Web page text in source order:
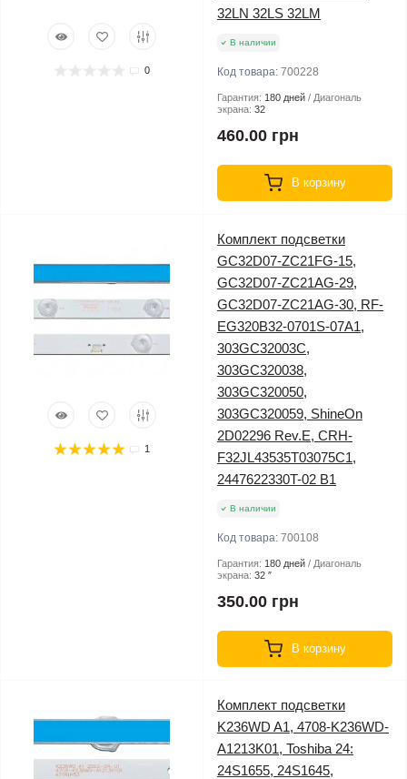
0
32LN 32LS 32LM
В наличии
Код товара: 700228
Гарантия: 180 дней
Диагональ
экрана: 32
460.00 грн
В корзину
1
Комплект подсветки
GC32D07-ZC21FG-15,
GC32D07-ZC21AG-29,
GC32D07-ZC21AG-30, RF-
EG320B32-0701S-07A1,
303GC32003C,
303GC320038,
303GC320050,
303GC320059, ShineOn
2D02296 Rev.E, CRH-
F32JL43535T03075C1,
2447622330T-02 B1
В наличии
Код товара: 700108
Гарантия: 180 дней
Диагональ
экрана: 32 ″
350.00 грн
В корзину
Комплект подсветки
K236WD A1, 4708-K236WD-
A1213K01, Toshiba 24:
24S1655, 24S1645,